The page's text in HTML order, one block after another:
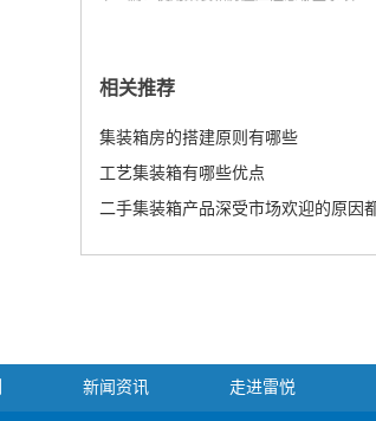
相关推荐
集装箱房的搭建原则有哪些
工艺集装箱有哪些优点
新闻资讯 走进雷悦